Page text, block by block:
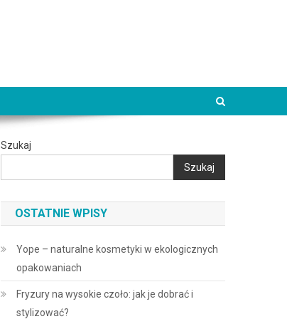
Szukaj
Szukaj
OSTATNIE WPISY
Yope – naturalne kosmetyki w ekologicznych
opakowaniach
Fryzury na wysokie czoło: jak je dobrać i
stylizować?